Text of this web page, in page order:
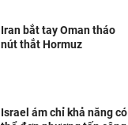
Iran bắt tay Oman tháo
nút thắt Hormuz
Israel ám chỉ khả năng có